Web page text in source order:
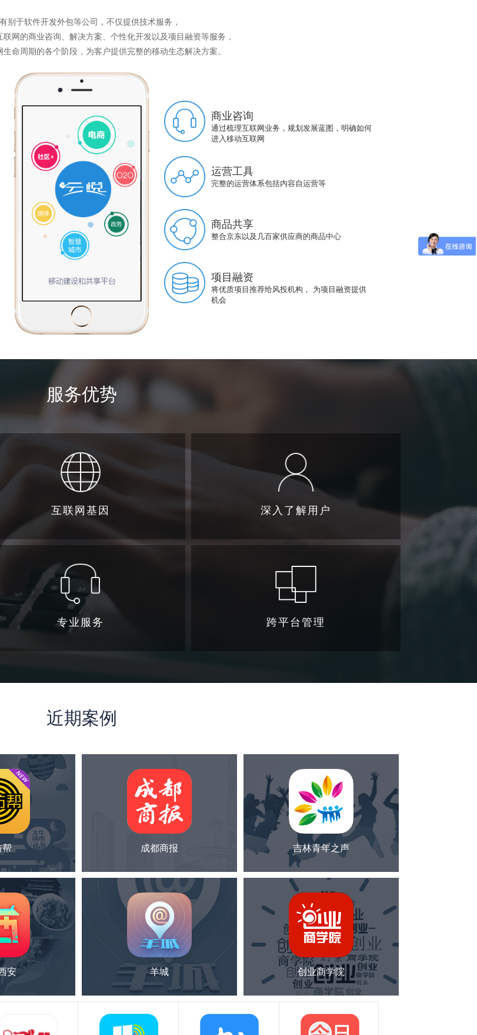
别于软件开发外包等公司，不仅提供技术服务，
网的商业咨询、解决方案、个性化开发以及项目融资等服务，
命周期的各个阶段，为客户提供完整的移动生态解决方案。
商业咨询
通过梳理互联网业务，规划发展蓝图，明确如何
进入移动互联网
运营工具
完整的运营体系包括内容自运营等
商品共享
整合京东以及几百家供应商的商品中心
项目融资
将优质项目推荐给风投机构， 为项目融资提供
机会
服务优势
互联网基因
索引擎服务，自主研发第三代搜索引擎，为8000家行
户提供技术、运营、推广等服务，十余年间从互联网驰
深入了解用户
我们运营搜悦4年，对用户充分了解，反复打磨和迭代产
专业服务
专业服务
建立了完整的项目管理流程，严控项目实施过程中的所
程，确保项目按期交付
跨平台管理
跨平台管理
一个后台，即可管理APP、公众号、小程序、html5等多个
近期案例
帮 成都商报 吉林青年之声
安 羊城 创业商学院